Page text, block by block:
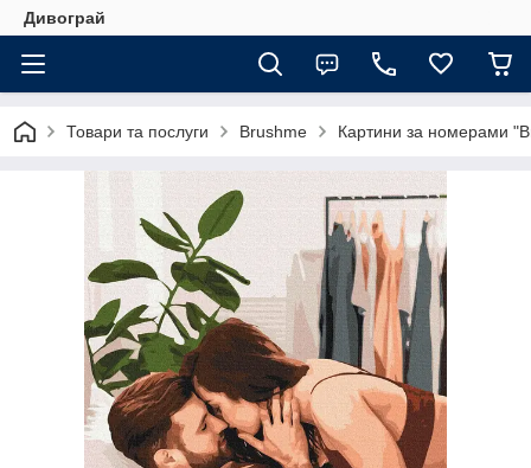
Дивограй
Товари та послуги Brushme Картини за номерами